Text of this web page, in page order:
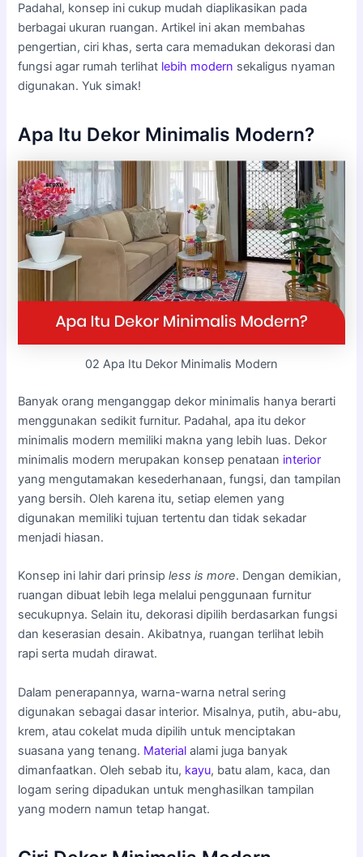
Padahal, konsep ini cukup mudah diaplikasikan pada
berbagai ukuran ruangan. Artikel ini akan membahas
pengertian, ciri khas, serta cara memadukan dekorasi dan
fungsi agar rumah terlihat lebih modern sekaligus nyaman
digunakan. Yuk simak!
Apa Itu Dekor Minimalis Modern?
02 Apa Itu Dekor Minimalis Modern
Banyak orang menganggap dekor minimalis hanya berarti
menggunakan sedikit furnitur. Padahal, apa itu dekor
minimalis modern memiliki makna yang lebih luas. Dekor
minimalis modern merupakan konsep penataan interior
yang mengutamakan kesederhanaan, fungsi, dan tampilan
yang bersih. Oleh karena itu, setiap elemen yang
digunakan memiliki tujuan tertentu dan tidak sekadar
menjadi hiasan.
Konsep ini lahir dari prinsipless is more. Dengan demikian,
ruangan dibuat lebih lega melalui penggunaan furnitur
secukupnya. Selain itu, dekorasi dipilih berdasarkan fungsi
dan keserasian desain. Akibatnya, ruangan terlihat lebih
rapi serta mudah dirawat.
Dalam penerapannya, warna-warna netral sering
digunakan sebagai dasar interior. Misalnya, putih, abu-abu,
krem, atau cokelat muda dipilih untuk menciptakan
suasana yang tenang. Material alami juga banyak
dimanfaatkan. Oleh sebab itu, kayu, batu alam, kaca, dan
logam sering dipadukan untuk menghasilkan tampilan
yang modern namun tetap hangat.